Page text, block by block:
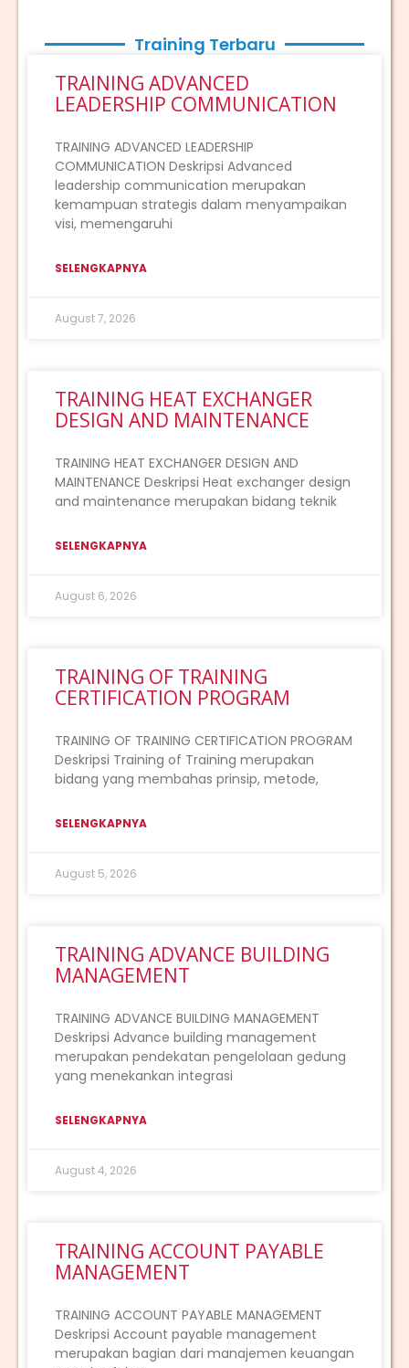
Training Terbaru
TRAINING ADVANCED
LEADERSHIP COMMUNICATION
TRAINING ADVANCED LEADERSHIP
COMMUNICATION Deskripsi Advanced
leadership communication merupakan
kemampuan strategis dalam menyampaikan
visi, memengaruhi
SELENGKAPNYA
August 7, 2026
TRAINING HEAT EXCHANGER
DESIGN AND MAINTENANCE
TRAINING HEAT EXCHANGER DESIGN AND
MAINTENANCE Deskripsi Heat exchanger design
and maintenance merupakan bidang teknik
SELENGKAPNYA
August 6, 2026
TRAINING OF TRAINING
CERTIFICATION PROGRAM
TRAINING OF TRAINING CERTIFICATION PROGRAM
Deskripsi Training of Training merupakan
bidang yang membahas prinsip, metode,
SELENGKAPNYA
August 5, 2026
TRAINING ADVANCE BUILDING
MANAGEMENT
TRAINING ADVANCE BUILDING MANAGEMENT
Deskripsi Advance building management
merupakan pendekatan pengelolaan gedung
yang menekankan integrasi
SELENGKAPNYA
August 4, 2026
TRAINING ACCOUNT PAYABLE
MANAGEMENT
TRAINING ACCOUNT PAYABLE MANAGEMENT
Deskripsi Account payable management
merupakan bagian dari manajemen keuangan